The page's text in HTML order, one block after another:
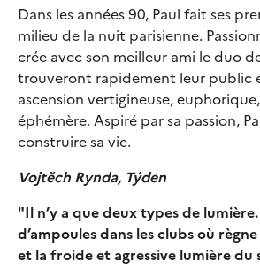
Dans les années 90, Paul fait ses
milieu de la nuit parisienne.
crée avec son meilleur ami le duo de
trouveront rapidement leur public
ascension vertigineuse,
éphémère. Aspiré par sa passion,
construire sa vie.
Vojtěch Rynda, Týden
"Il n’y a que deux types de
d’ampoules dans les clubs où
et la froide et agressive lumière du